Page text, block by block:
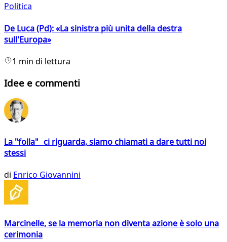
Politica
De Luca (Pd): «La sinistra più unita della destra
sull'Europa»
1 min di lettura
Idee e commenti
La "folla" ci riguarda, siamo chiamati a dare tutti noi
stessi
di Enrico Giovannini
Marcinelle, se la memoria non diventa azione è solo una
cerimonia